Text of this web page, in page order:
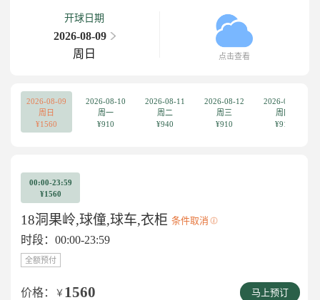
开球日期
2026-08-09
周日
点击查看
2026-08-09
周日
¥1560
2026-08-10
周一
¥910
2026-08-11
周二
¥940
2026-08-12
周三
¥910
2026-08-13
周四
¥910
00:00-23:59
¥1560
18洞果岭,球僮,球车,衣柜 条件取消
时段：00:00-23:59
全额预付
价格： ￥ 1560 马上预订